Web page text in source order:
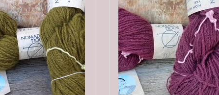
aanzien van duurzaamheid en
bedrijven, om op de lange termijn
verantwoordelijk moeten handelen
aspecten als milieu- en sociale zorg